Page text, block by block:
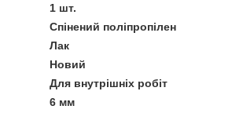
1 шт.
Спінений поліпропілен
Лак
Новий
Для внутрішніх робіт
6 мм